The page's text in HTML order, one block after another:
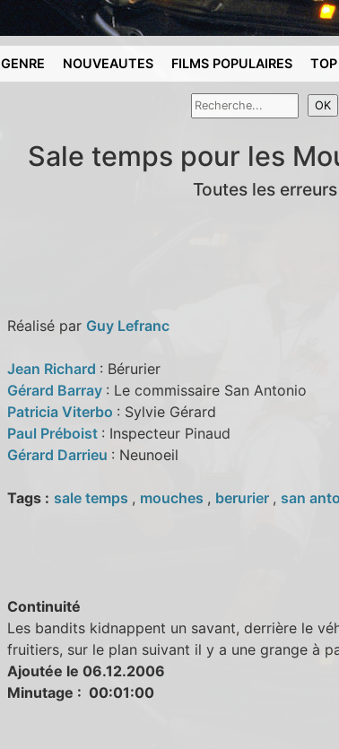
GENRE NOUVEAUTES FILMS POPULAIRES
Sale temps pour les
Toutes les erreurs
Réalisé par Guy Lefranc
Jean Richard : Bérurier
Gérard Barray : Le commissaire San Antonio
Patricia Viterbo : Sylvie Gérard
Paul Préboist : Inspecteur Pinaud
Gérard Darrieu : Neunoeil
Tags : sale temps , mouches , berurier , san
Continuité
Les bandits kidnappent un savant, derrière le
fruitiers, sur le plan suivant il y a une grange à
Ajoutée le 06.12.2006
Minutage : 00:01:00